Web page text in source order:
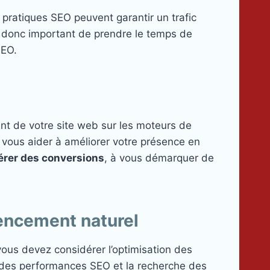
SEO peuvent garantir un trafic
important de prendre le temps de
de votre site web sur les moteurs de
aider à améliorer votre présence en
des conversions, à vous démarquer de
naturel
devez considérer l’optimisation des
performances SEO et la recherche des